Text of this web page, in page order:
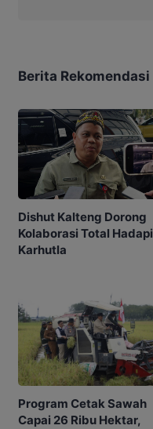
Berita Rekomendasi
Dishut Kalteng Dorong
Kolaborasi Total Hadapi
Karhutla
Program Cetak Sawah
Capai 26 Ribu Hektar,